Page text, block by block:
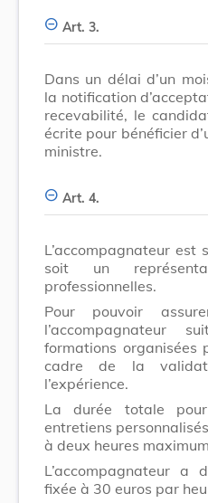
Art. 3.
Dans un délai d’un
la notification
recevabilité, le
écrite pour bénéficier
ministre.
Art. 4.
L’accompagnateur est
soit un
professionnelles.
Pour pouvoir
l’accompagnateur
formations organisées
cadre de la
l’expérience.
La durée totale
entretiens
à deux heures
L’accompagnateur a
fixée à 30 euros par